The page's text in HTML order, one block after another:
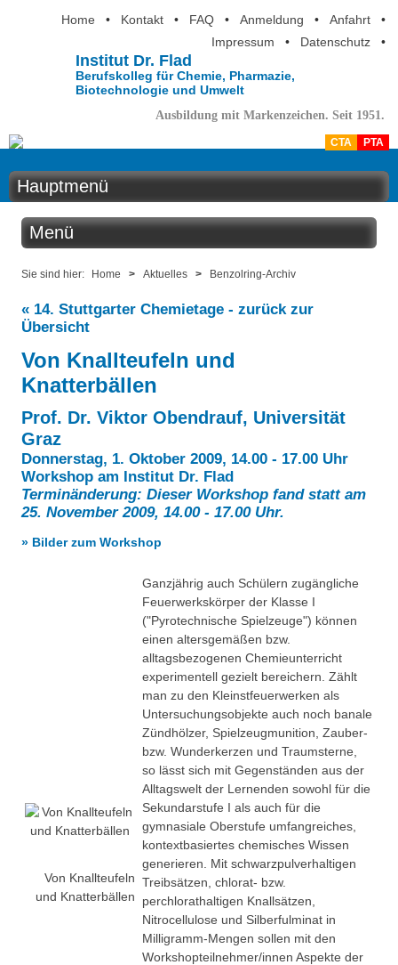
Home • Kontakt • FAQ • Anmeldung • Anfahrt
•
Impressum
• Datenschutz •
Institut Dr. Flad
Berufskolleg für Chemie, Pharmazie,
Biotechnologie und Umwelt
Ausbildung mit Markenzeichen. Seit 1951.
CTA PTA
Hauptmenü
Home
Berufsinformation
Über uns
Besonderheiten
Projekte
Eduthek
Menü
Aktuelles
Benzolring online
Der Institutskalender
QM-Zertifizierung nach SGB III / AZAV
Unsere Linktipps
Pressearchiv
Benzolring-Archiv
Sie sind hier: Home > Aktuelles > Benzolring-Archiv
« 14. Stuttgarter Chemietage - zurück zur
Übersicht
Von Knallteufeln und
Knatterbällen
Prof. Dr. Viktor Obendrauf, Universität
Graz
Donnerstag, 1. Oktober 2009, 14.00 - 17.00 Uhr
Workshop am Institut Dr. Flad
Terminänderung: Dieser Workshop fand statt am
25. November 2009, 14.00 - 17.00 Uhr.
» Bilder zum Workshop
Von Knallteufeln
und Knatterbällen
Ganzjährig auch Schülern zugängliche
Feuerwerkskörper der Klasse I
("Pyrotechnische Spielzeuge") können
einen altersgemäßen bzw.
alltagsbezogenen Chemieunterricht
experimentell gezielt bereichern. Zählt
man zu den Kleinstfeuerwerken als
Untersuchungsobjekte auch noch banale
Zündhölzer, Spielzeugmunition, Zauber-
bzw. Wunderkerzen und Traumsterne,
so lässt sich mit Gegenständen aus der
Alltagswelt der Lernenden sowohl für die
Sekundarstufe I als auch für die
gymnasiale Oberstufe umfangreiches,
kontextbasiertes chemisches Wissen
generieren. Mit schwarzpulverhaltigen
Treibsätzen, chlorat- bzw.
perchlorathaltigen Knallsätzen,
Nitrocellulose und Silberfulminat in
Milligramm-Mengen sollen mit den
Workshopteilnehmer/innen Aspekte der